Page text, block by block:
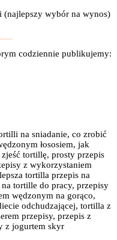
(najlepszy wybór na wynos)
codziennie publikujemy:
na sniadanie, co zrobić
łososiem, jak
tortillę, prosty przepis
z wykorzystaniem
tortilla przepis na
tortille do pracy, przepisy
wędzonym na gorąco,
odchudzającej, tortilla z
przepisy, przepis z
z jogurtem skyr